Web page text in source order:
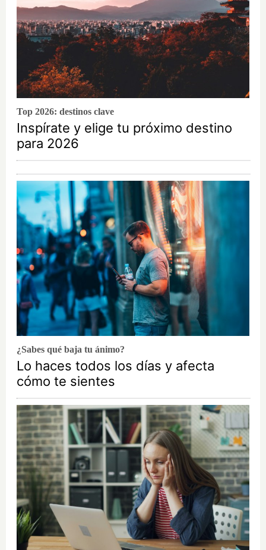
Top 2026: destinos clave
Inspírate y elige tu próximo destino
para 2026
¿Sabes qué baja tu ánimo?
Lo haces todos los días y afecta
cómo te sientes